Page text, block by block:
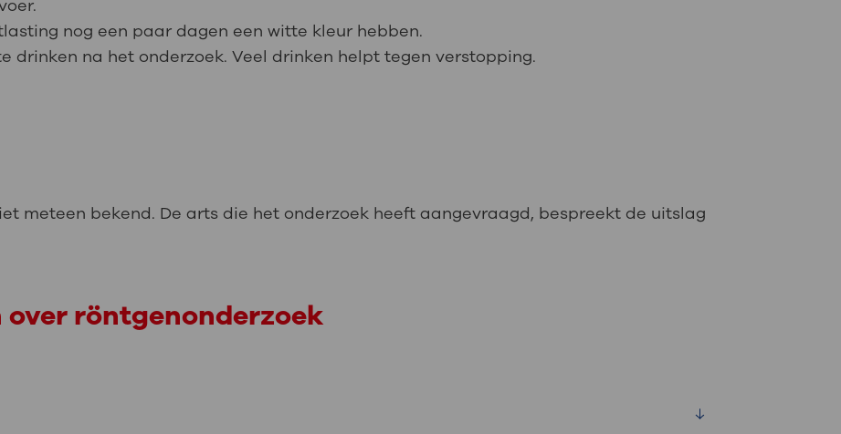
nog een paar dagen een witte kleur hebben.
drinken na het onderzoek. Veel drinken helpt tegen verstopping.
meteen bekend. De arts die het onderzoek heeft aangevraagd, bespreekt de uitslag
röntgenonderzoek